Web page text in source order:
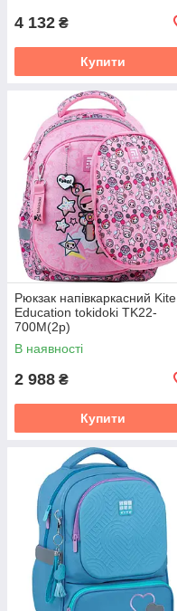
4 132 ₴
Купити
Рюкзак напівкаркасний Kite
Education tokidoki TK22-
700M(2p)
В наявності
2 988 ₴
Купити